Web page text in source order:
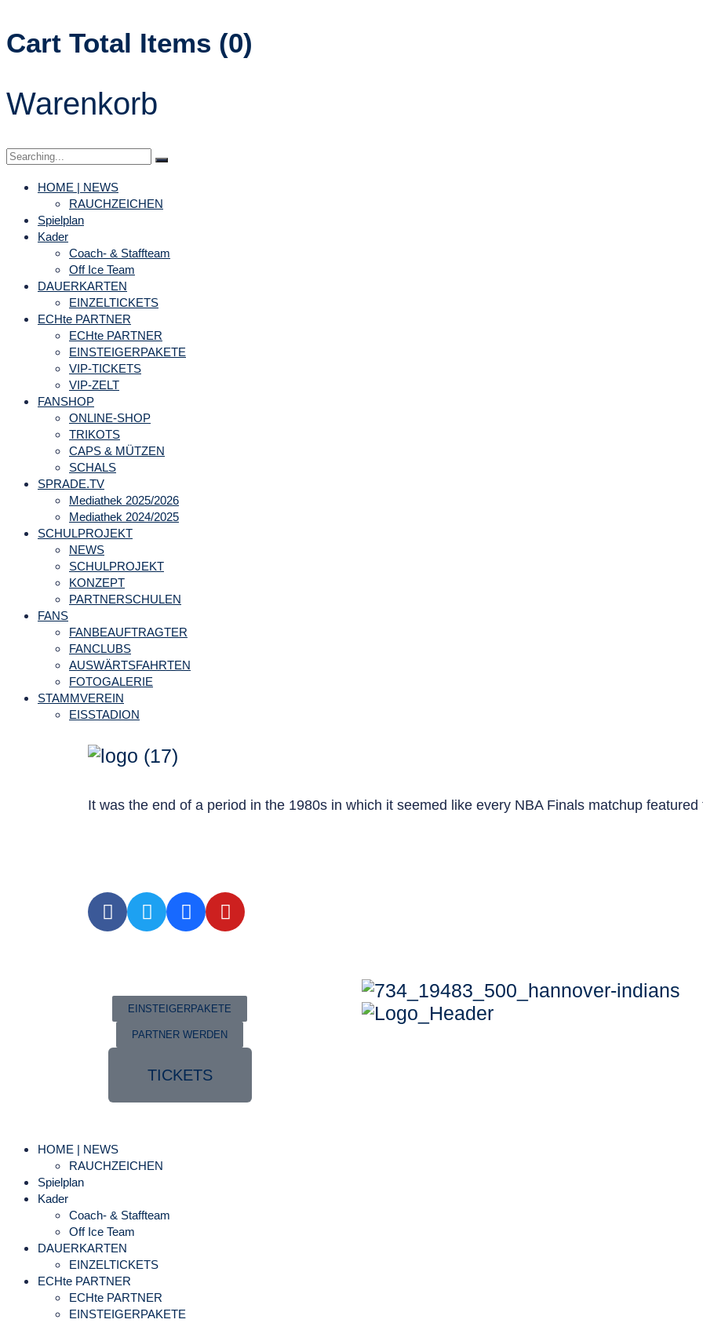
Cart Total Items (0)
Warenkorb
HOME | NEWS
RAUCHZEICHEN
Spielplan
Kader
Coach- & Staffteam
Off Ice Team
DAUERKARTEN
EINZELTICKETS
ECHte PARTNER
ECHte PARTNER
EINSTEIGERPAKETE
VIP-TICKETS
VIP-ZELT
FANSHOP
ONLINE-SHOP
TRIKOTS
CAPS & MÜTZEN
SCHALS
SPRADE.TV
Mediathek 2025/2026
Mediathek 2024/2025
SCHULPROJEKT
NEWS
SCHULPROJEKT
KONZEPT
PARTNERSCHULEN
FANS
FANBEAUFTRAGTER
FANCLUBS
AUSWÄRTSFAHRTEN
FOTOGALERIE
STAMMVEREIN
EISSTADION
It was the end of a period in the 1980s in which it seemed like every NBA Finals matchup
EINSTEIGERPAKETE
PARTNER WERDEN
TICKETS
HOME | NEWS
RAUCHZEICHEN
Spielplan
Kader
Coach- & Staffteam
Off Ice Team
DAUERKARTEN
EINZELTICKETS
ECHte PARTNER
ECHte PARTNER
EINSTEIGERPAKETE